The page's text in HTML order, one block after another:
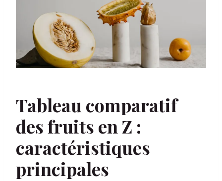
Tableau comparatif
des fruits en Z :
caractéristiques
principales